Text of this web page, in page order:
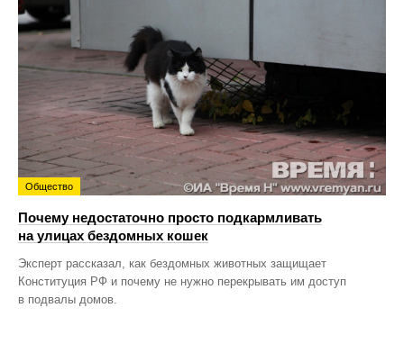
Общество
Почему недостаточно просто подкармливать
на улицах бездомных кошек
Эксперт рассказал, как бездомных животных защищает
Конституция РФ и почему не нужно перекрывать им доступ
в подвалы домов.